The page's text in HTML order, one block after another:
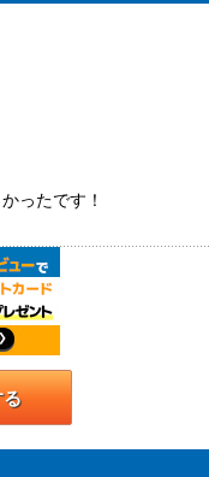
ったです！
る